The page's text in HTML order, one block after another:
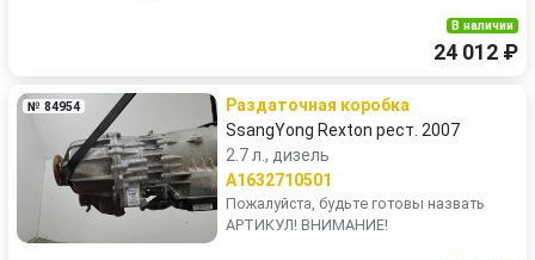
В наличии
24 012 ₽
№ 84954
Раздаточная коробка
SsangYong Rexton рест. 2007
2.7 л., дизель
A1632710501
Пожалуйста, будьте готовы назвать
АРТИКУЛ! ВНИМАНИЕ!